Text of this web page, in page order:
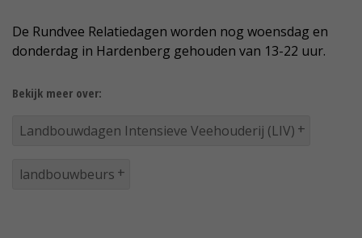
De Rundvee Relatiedagen worden nog woensdag en
donderdag in Hardenberg gehouden van 13-22 uur.
Bekijk meer over:
Landbouwdagen Intensieve Veehouderij (LIV)
landbouwbeurs